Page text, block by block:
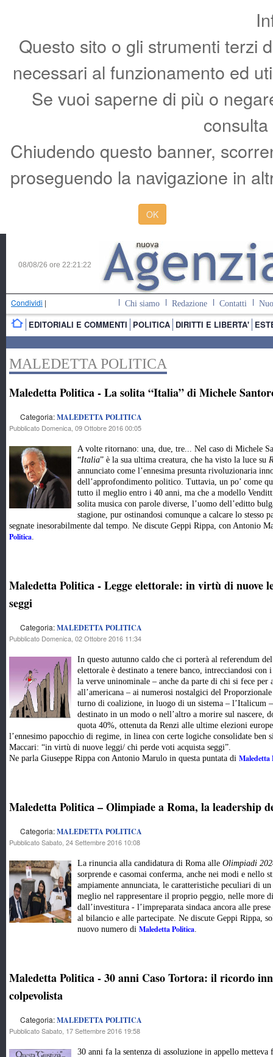
Questo sito o gli strumenti terzi
necessari al funzionamento ed
Se vuoi saperne di più o
Chiudendo questo banner,
proseguendo la navigazione in
OK
08/08/26 ore 22:21:23
Condividi | Chi siamo Redazione Contatti
EDITORIALI E COMMENTI POLITICA DIRITTI E LIBERTA'
MALEDETTA POLITICA
Maledetta Politica - La solita “Italia” di Michele
Categoria:MALEDETTA POLITICA
Pubblicato Domenica, 09 Ottobre 2016 00:05
A volte ritornano: una, due, tre... Nel caso di Michele
“Italia” è la sua ultima creatura, che ha visto la luce su
annunciato come l’ennesima presunta rivoluzionaria
dell’approfondimento politico. Tuttavia, un po’ come
tutto il meglio entro i 40 anni, ma che a modello
solita musica con parole diverse, l’uomo dell’editto
stagione, pur ostinandosi comunque a calcare lo stesso
segnate inesorabilmente dal tempo. Ne discute Geppi Rippa, con Antonio
Politica.
Maledetta Politica - Legge elettorale: in virtù di nuove
seggi
Categoria:MALEDETTA POLITICA
Pubblicato Domenica, 02 Ottobre 2016 11:34
In questo autunno caldo che ci porterà al referendum
elettorale è destinato a tenere banco, intrecciandosi
la verve uninominale – anche da parte di chi si fece per
all’americana – ai numerosi nostalgici del
turno di coalizione, in luogo di un sistema – l’Italicum
destinato in un modo o nell’altro a morire sul nascere,
quota 40%, ottenuta da Renzi alle ultime elezioni
l’ennesimo papocchio di regime, in linea con certe logiche consolidate ben
Maccari: “in virtù di nuove leggi/ chi perde voti acquista seggi”.
Ne parla Giuseppe Rippa con Antonio Marulo in questa puntata di Maledetta
Maledetta Politica – Olimpiade a Roma, la leadership
Categoria:MALEDETTA POLITICA
Pubblicato Sabato, 24 Settembre 2016 10:08
La rinuncia alla candidatura di Roma alle Olimpiadi
sorprende e casomai conferma, anche nei modi e nello
ampiamente annunciata, le caratteristiche peculiari di
meglio nel rappresentare il proprio peggio, nelle more
dall’investitura - l’impreparata sindaca ancora alle
al bilancio e alle partecipate. Ne discute Geppi Rippa,
nuovo numero di Maledetta Politica.
Maledetta Politica - 30 anni Caso Tortora: il ricordo
colpevolista
Categoria:MALEDETTA POLITICA
Pubblicato Sabato, 17 Settembre 2016 19:58
30 anni fa la sentenza di assoluzione in appello